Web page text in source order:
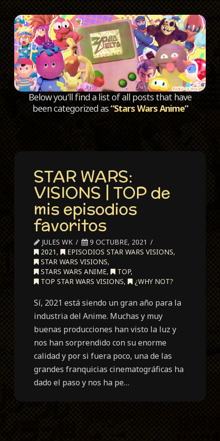
Below you'll find a list of all posts that have
been categorized as“Stars Wars Anime”
STAR WARS:
VISIONS | TOP de
mis episodios
favoritos
JULES WK
9 OCTUBRE, 2021
2021 , EPISODIOS STAR WARS VISIONS,
STAR WARS VISIONS,
STARS WARS ANIME, TOP,
TOP STAR WARS VISIONS, ¿WHY NOT?
Sí, 2021 está siendo un gran año para la
industria del Anime. Muchas y muy
buenas producciones han visto la luz y
nos han sorprendido con su enorme
calidad y por si fuera poco, una de las
grandes franquicias cinematográficas ha
dado el paso y nos ha pe…